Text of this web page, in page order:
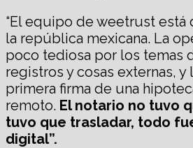
“El equipo de weetrust
la república mexicana. La
poco tediosa por los temas
registros y cosas externas, y
primera firma de una
remoto. El notario no tuvo
tuvo que trasladar, todo
digital”.